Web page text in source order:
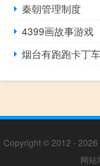
秦朝管理制度
4399画故事游戏
烟台有跑跑卡丁
Copyright © 2012 - 2026
网站